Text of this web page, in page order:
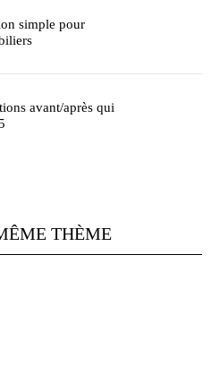
simple pour
avant/après qui
THÈME